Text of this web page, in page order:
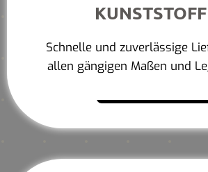
Schnelle und zuverlässige
allen gängigen Maßen und